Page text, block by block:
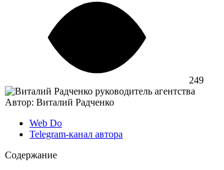
249
Автор: Виталий Радченко
Web Do
Telegram-канал автора
Содержание